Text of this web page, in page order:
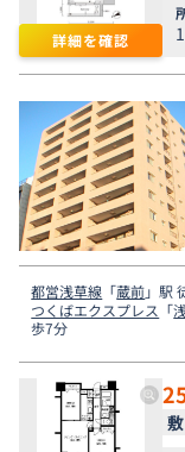
詳細を確認
都営浅草線 「蔵前」駅
つくばエクスプレス 「
歩7分
敷